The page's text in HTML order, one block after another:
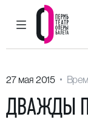
ГЛАВНОЕ МЕНЮ
27 мая 2015
ДВАЖДЫ